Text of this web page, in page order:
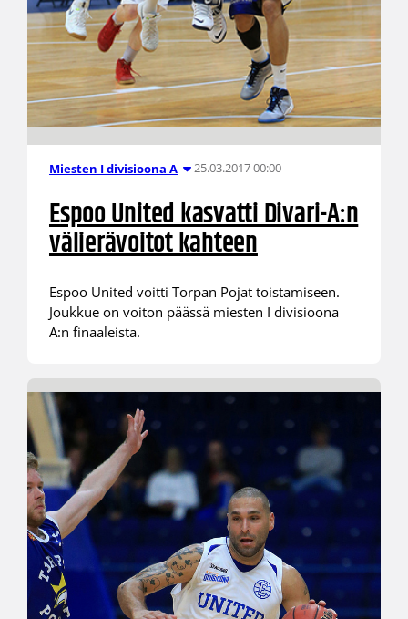
Miesten I divisioona A 25.03.2017 00:00
Espoo United kasvatti Divari-A:n
välierävoitot kahteen
Espoo United voitti Torpan Pojat toistamiseen.
Joukkue on voiton päässä miesten I divisioona
A:n finaaleista.